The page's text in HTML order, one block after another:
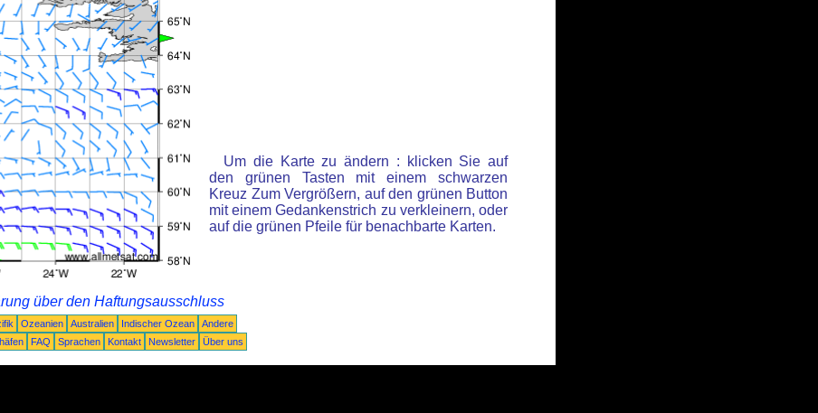
Um die Karte zu ändern : klicken Sie auf
den grünen Tasten mit einem schwarzen
Kreuz Zum Vergrößern, auf den grünen Button
mit einem Gedankenstrich zu verkleinern, oder
auf die grünen Pfeile für benachbarte Karten.
über den Haftungsausschluss
Ozeanien Australien Indischer Ozean
Andere
FAQ Sprachen Kontakt Newsletter Über uns